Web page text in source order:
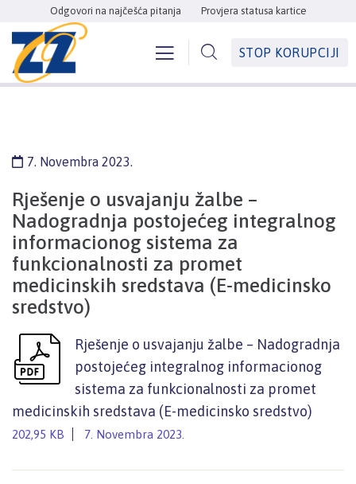
Odgovori na najčešća pitanja Provjera statusa kartice
STOP KORUPCIJI
7. Novembra 2023.
Rješenje o usvajanju žalbe –
Nadogradnja postojećeg integralnog
informacionog sistema za
funkcionalnosti za promet
medicinskih sredstava (E-medicinsko
sredstvo)
Rješenje o usvajanju žalbe – Nadogradnja
postojećeg integralnog informacionog
sistema za funkcionalnosti za promet
medicinskih sredstava (E-medicinsko sredstvo)
202,95 KB 7. Novembra 2023.